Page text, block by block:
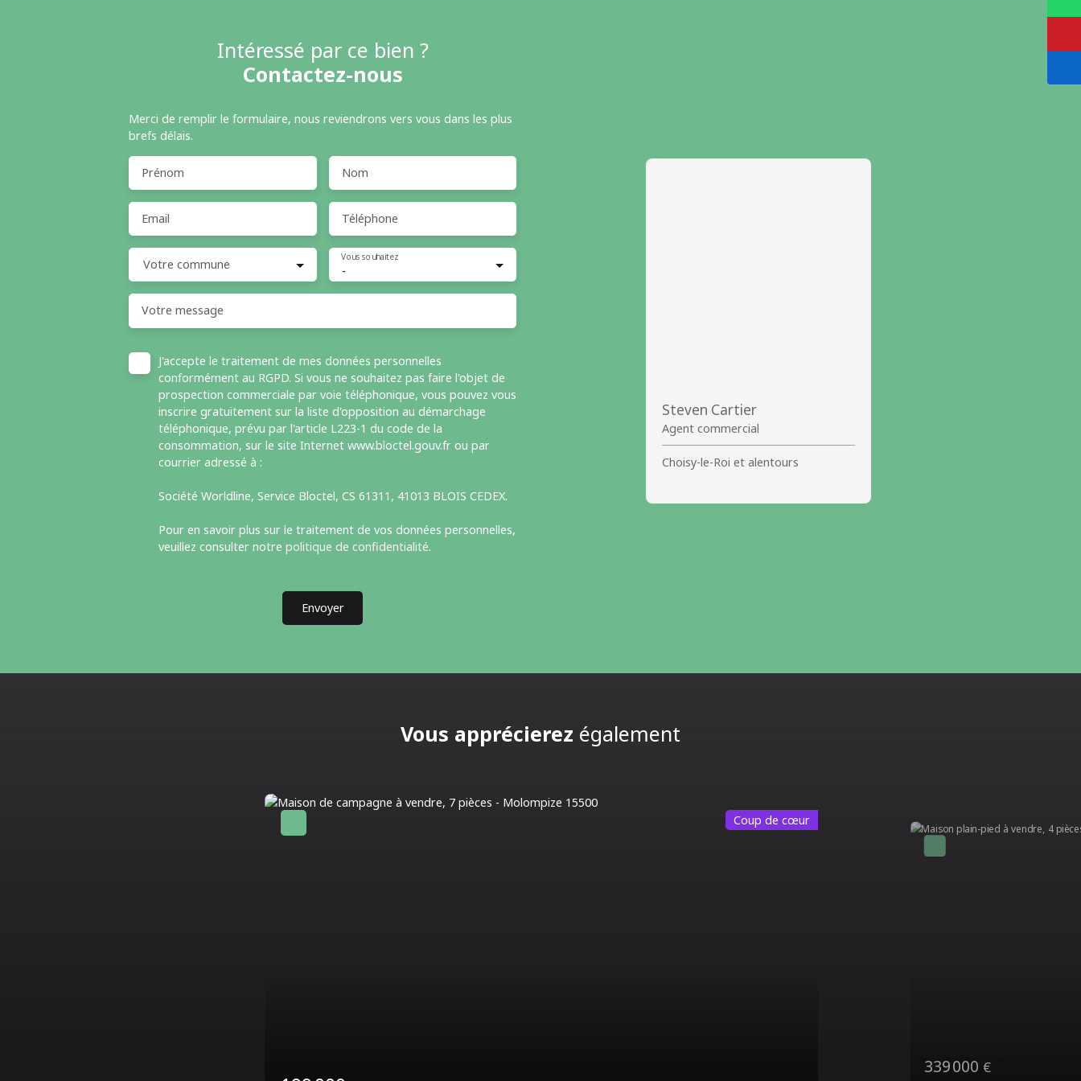
Intéressé par ce bien ?
Contactez-nous
Merci de remplir le formulaire, nous reviendrons vers vous dans les plus
brefs délais.
Prénom Nom
Email Téléphone
Votre commune -
Vous souhaitez
Votre message
J'accepte le traitement de mes données personnelles
conformément au RGPD. Si vous ne souhaitez pas faire l'objet de
prospection commerciale par voie téléphonique, vous pouvez vous
inscrire gratuitement sur la liste d'opposition au démarchage
téléphonique, prévu par l'article L223-1 du code de la
consommation, sur le site Internet www.bloctel.gouv.fr ou par
courrier adressé à :
Société Worldline, Service Bloctel, CS 61311, 41013 BLOIS CEDEX.
Pour en savoir plus sur le traitement de vos données personnelles,
veuillez consulter notre politique de confidentialité.
Envoyer
Steven Cartier
Agent commercial
Choisy-le-Roi et alentours
Vous apprécierez également
Coup de cœur
386 000€